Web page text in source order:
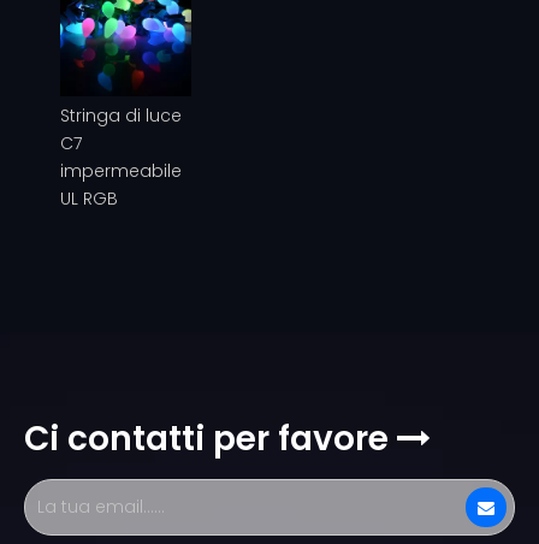
Stringa di luce
C7
impermeabile
UL RGB
Ci contatti per favore 